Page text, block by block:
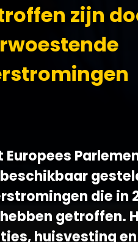
zijn
Europees
die in
getroffen.
huisvesting